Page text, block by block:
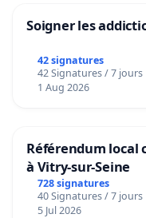
Soigner les
42 signatures
42 Signatures / 7 jours
1 Aug 2026
Référendum
à Vitry-sur-Seine
728 signatures
40 Signatures / 7 jours
5 Jul 2026